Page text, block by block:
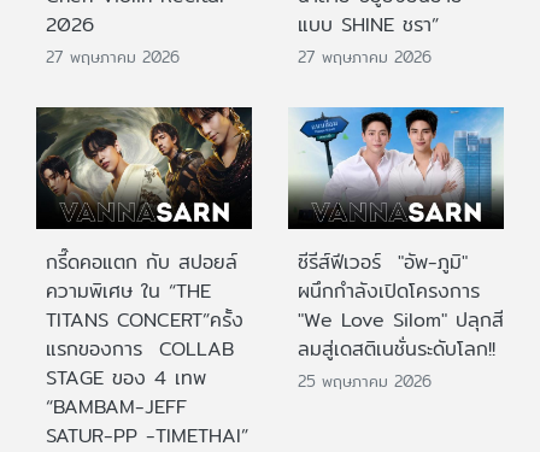
2026
27 พฤษภาคม 2026
แบบ SHINE ชรา”
27 พฤษภาคม 2026
กรี๊ดคอแตก กับ สปอยล์
ความพิเศษ ใน “THE
TITANS CONCERT”ครั้ง
แรกของการ COLLAB
STAGE ของ 4 เทพ
“BAMBAM-JEFF
SATUR-PP -TIMETHAI”
ซีรีส์ฟีเวอร์ "อัพ-ภูมิ"
ผนึกกำลังเปิดโครงการ
"We Love Silom" ปลุกสี
ลมสู่เดสติเนชั่นระดับโลก!!
25 พฤษภาคม 2026